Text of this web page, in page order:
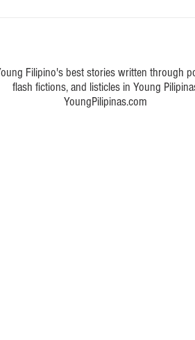
Filipino's best stories written through
flash fictions, and listicles in Young
YoungPilipinas.com